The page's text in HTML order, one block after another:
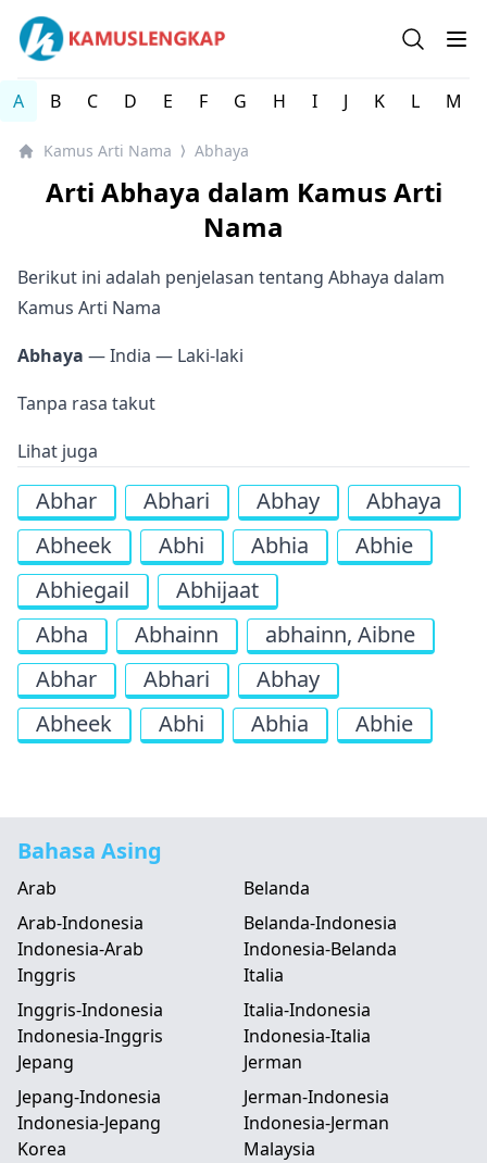
Kamus arti Nama Orang / Referensi Nama Bayi - Kamus
Open
A B C D E F G H I J K L M
Kamus Arti Nama ⟩ Abhaya
Arti Abhaya dalam Kamus Arti
Nama
Berikut ini adalah penjelasan tentang Abhaya dalam
Kamus Arti Nama
Abhaya — India — Laki-laki
Tanpa rasa takut
Lihat juga
Abhar Abhari Abhay
Abhaya
Abheek
Abhi Abhia
Abhie
Abhiegail
Abhijaat
Abha
Abhainn
abhainn, Aibne
Abhar
Abhari
Abhay
Abheek
Abhi Abhia Abhie
Bahasa Asing
Arab
Arab-Indonesia
Indonesia-Arab
Belanda
Belanda-Indonesia
Indonesia-Belanda
Inggris
Inggris-Indonesia
Indonesia-Inggris
Italia
Italia-Indonesia
Indonesia-Italia
Jepang
Jepang-Indonesia
Indonesia-Jepang
Jerman
Jerman-Indonesia
Indonesia-Jerman
Korea
Malaysia